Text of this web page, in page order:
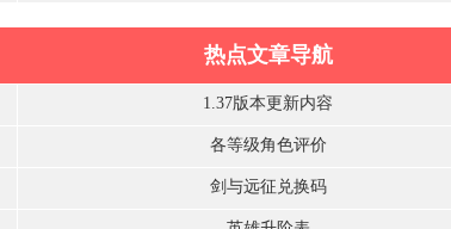
热点文章导航
1.37版本更新内容
各等级角色评价
剑与远征兑换码